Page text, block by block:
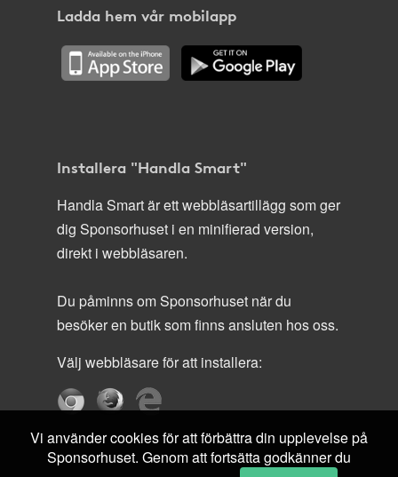
Ladda hem vår mobilapp
Installera "Handla Smart"
Handla Smart är ett webbläsartillägg som ger
dig Sponsorhuset i en minifierad version,
direkt i webbläsaren.
Du påminns om Sponsorhuset när du
besöker en butik som finns ansluten hos oss.
Välj webbläsare för att installera:
Vi använder cookies för att förbättra din upplevelse på
Sponsorhuset. Genom att fortsätta godkänner du